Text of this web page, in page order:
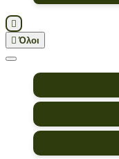

 Όλοι